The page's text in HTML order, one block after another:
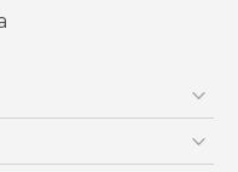
e sulla